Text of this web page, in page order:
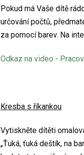
Pokud má Vaše dítě
určování počtů,
za pomocí barev. Na
Odkaz na video -
Kresba s říkankou
Vytiskněte dítěti
„Ťuká, ťuká deštík, na